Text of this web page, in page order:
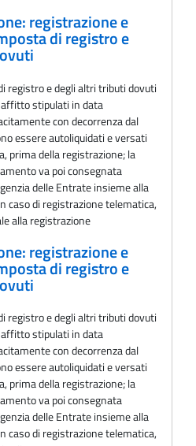
registrazione e
di registro e
registro e degli altri tributi dovuti
stipulati in data
con decorrenza dal
essere autoliquidati e versati
prima della registrazione; la
va poi consegnata
delle Entrate insieme alla
caso di registrazione telematica,
alla registrazione
registrazione e
di registro e
registro e degli altri tributi dovuti
stipulati in data
con decorrenza dal
essere autoliquidati e versati
prima della registrazione; la
va poi consegnata
delle Entrate insieme alla
caso di registrazione telematica,